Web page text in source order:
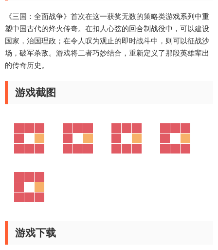
《三国：全面战争》首次在这一获奖无数的策略类游戏系列中重
塑中国古代的烽火传奇。在扣人心弦的回合制战役中，可以建设
国家，治国理政；在令人叹为观止的即时战斗中，则可以征战沙
场，破军杀敌。游戏将二者巧妙结合，重新定义了那段英雄辈出
的传奇历史。
游戏截图
游戏下载